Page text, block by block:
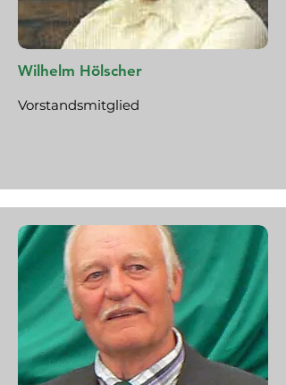
Wilhelm Hölscher
Vorstandsmitglied